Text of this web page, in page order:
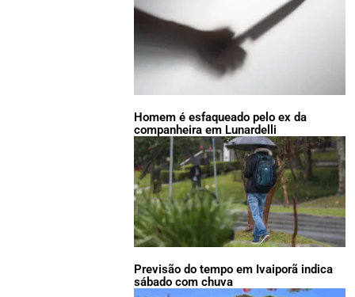
Homem é esfaqueado pelo ex da
companheira em Lunardelli
Previsão do tempo em Ivaiporã indica
sábado com chuva